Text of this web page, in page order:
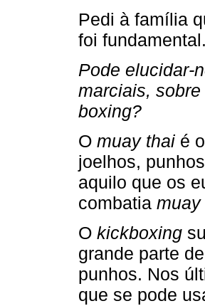
Pedi à família
foi fundamental.
Pode elucidar-
marciais,
boxing?
O muay thai é
joelhos,
aquilo que os
combatia muay
O kickboxing
grande parte
punhos. Nos
que se pode